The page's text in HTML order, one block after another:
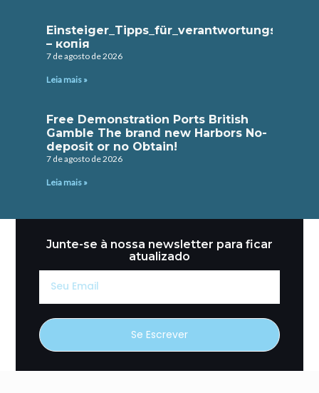
– копія
7 de agosto de 2026
Leia mais »
Free Demonstration Ports British
Gamble The brand new Harbors No-
deposit or no Obtain!
7 de agosto de 2026
Leia mais »
Junte-se à nossa newsletter para ficar
atualizado
Email
Se Escrever